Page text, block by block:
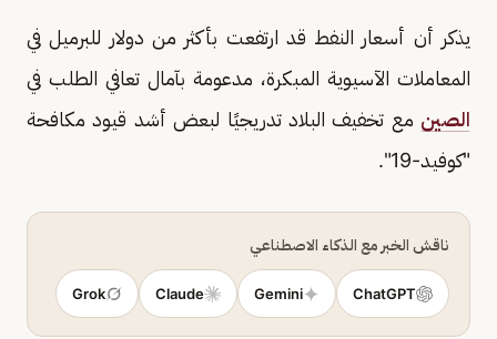
يذكر أن أسعار النفط قد ارتفعت بأكثر من دولار للبرميل في
المعاملات الآسيوية المبكرة، مدعومة بآمال تعافي الطلب في
الصين مع تخفيف البلاد تدريجيًا لبعض أشد قيود مكافحة
"كوفيد-19".
ناقش الخبر مع الذكاء الاصطناعي
ChatGPT
Gemini
Claude
Grok